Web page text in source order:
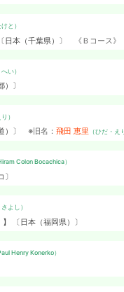
と）
日本（千葉県）〕
《Ｂコース》
い）
）〕
）
）〕 ※旧名： 飛田 恵里 （ひだ・え
Colon Bocachica）
よし）
〔日本（福岡県）〕
Henry Konerko）